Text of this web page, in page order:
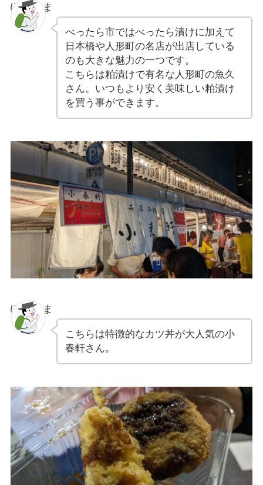
ぽちゃま
べったら市ではべったら漬けに加えて
日本橋や人形町の名店が出店している
のも大きな魅力の一つです。
こちらは粕漬けで有名な人形町の魚久
さん。いつもより安く美味しい粕漬け
を買う事ができます。
ぽちゃま
こちらは特徴的なカツ丼が大人気の小
春軒さん。